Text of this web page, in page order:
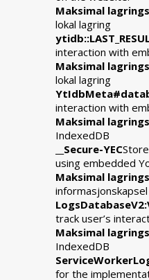
Maksimal
lokal lagring
interaction with
Maksimal
lokal lagring
interaction with
Maksimal
IndexedDB
__Secure-YEC
using embedded
Maksimal
informasjonskapsel
track user’s
Maksimal
IndexedDB
for the